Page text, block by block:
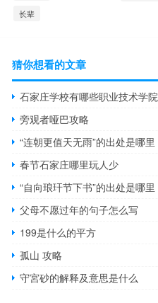
长辈
猜你想看的文章
石家庄学校有哪些职业技术学院
旁观者哑巴攻略
“连朝更值天无雨”的出处是哪里
春节石家庄哪里玩人少
“自向琅玕节下书”的出处是哪里
父母不愿过年的句子怎么写
199是什么的平方
孤山 攻略
守宮砂的解释及意思是什么